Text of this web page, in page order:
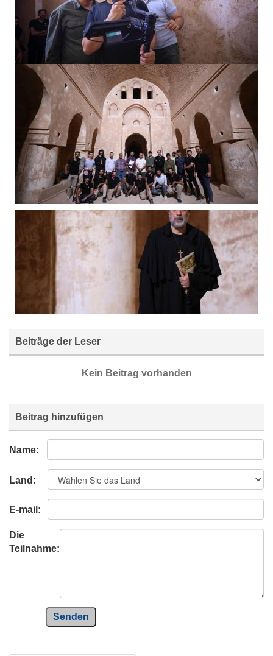
Beiträge der Leser
Kein Beitrag vorhanden
Beitrag hinzufügen
Name:
Land:
E-mail:
Die
Teilnahme:
Senden